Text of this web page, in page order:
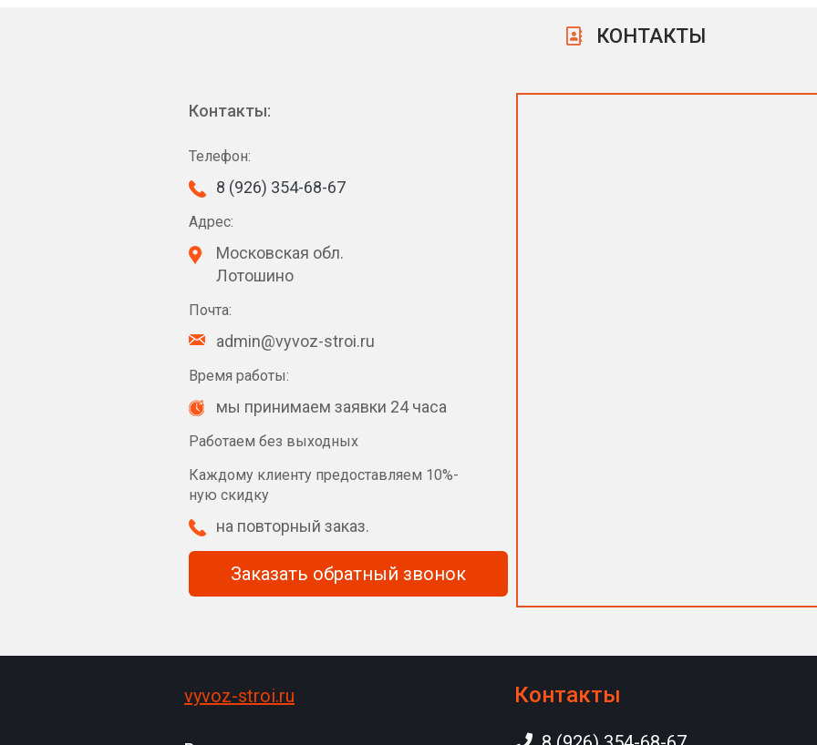
КОНТАКТЫ
Контакты:
Телефон:
8 (926) 354-68-67
Адрес:
Московская обл.
Лотошино
Почта:
admin@vyvoz-stroi.ru
Время работы:
мы принимаем заявки 24 часа
Работаем без выходных
Каждому клиенту предоставляем 10%-
ную скидку
на повторный заказ.
Заказать обратный звонок
vyvoz-stroi.ru Контакты